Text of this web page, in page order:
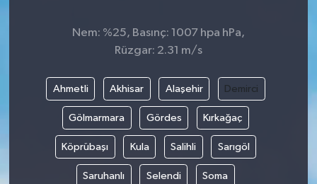
Nem: %25, Basınç: 1007 hpa hPa,
Rüzgar: 2.31 m/s
Ahmetli Akhisar Alaşehir Demirci
Gölmarmara Gördes Kırkağaç
Köprübaşı Kula Salihli Sarıgöl
Saruhanlı Selendi Soma